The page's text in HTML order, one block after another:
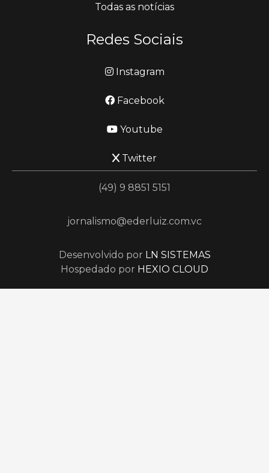
Todas as notícias
Redes Sociais
Instagram
Facebook
Youtube
Twitter
(49) 9 8851 5151
jornalismo@ederluiz.com.vc
Desenvolvido por LN SISTEMAS
Hospedado por HEXIO CLOUD